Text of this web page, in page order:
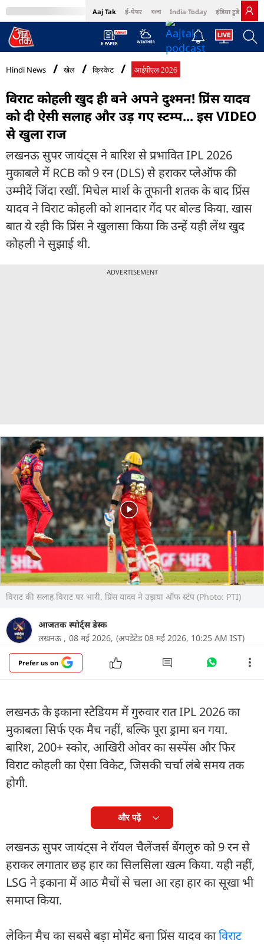
Aaj Tak ई-पेपर বাংলা India Today इंडिया टुडे हिंदी
MumbaiTak Cosmopolitan Harper's Bazaar Northeast
Hindi News खेल क्रिकेट आईपीएल 2026
व‍िराट कोहली खुद ही बने अपने दुश्मन! प्र‍िंस यादव
को दी ऐसी सलाह और उड़ गए स्टम्प... इस VIDEO
से खुला राज
लखनऊ सुपर जायंट्स ने बारिश से प्रभावित IPL 2026
मुकाबले में RCB को 9 रन (DLS) से हराकर प्लेऑफ की
उम्मीदें जिंदा रखीं. मिचेल मार्श के तूफानी शतक के बाद प्रिंस
यादव ने विराट कोहली को शानदार गेंद पर बोल्ड किया. खास
बात ये रही कि प्रिंस ने खुलासा किया कि उन्हें यही लेंथ खुद
कोहली ने सुझाई थी.
ADVERTISEMENT
विराट की सलाह विराट पर भारी, प्रिंस यादव ने उड़ाया ऑफ स्टंप (Photo: PTI)
आजतक स्पोर्ट्स डेस्क
लखनऊ , 08 मई 2026, (अपडेटेड 08 मई 2026, 10:25 AM IST)
Prefer us on
लखनऊ के इकाना स्टेडियम में गुरुवार रात IPL 2026 का
मुकाबला सिर्फ एक मैच नहीं, बल्कि पूरा ड्रामा बन गया.
बारिश, 200+ स्कोर, आखिरी ओवर का सस्पेंस और फिर
विराट कोहली का ऐसा विकेट, जिसकी चर्चा लंबे समय तक
होगी.
और पढ़ें
लखनऊ सुपर जायंट्स ने रॉयल चैलेंजर्स बेंगलुरु को 9 रन से
हराकर लगातार छह हार का सिलसिला खत्म किया. यही नहीं,
LSG ने इकाना में आठ मैचों से चला आ रहा हार का सूखा भी
समाप्त किया.
लेकिन मैच का सबसे बड़ा मोमेंट बना प्रिंस यादव काविराट